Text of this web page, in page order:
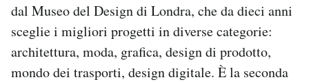
AREA PERSONALE
Area Personale
Newsletter
dal Museo del Design di Londra, che da dieci anni
sceglie i migliori progetti in diverse categorie:
architettura, moda, grafica, design di prodotto,
mondo dei trasporti, design digitale. È la seconda